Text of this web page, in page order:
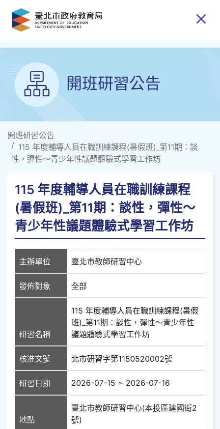
跳到主要內容
開班研習公告
開班研習公告
115 年度輔導人員在職訓練課程(暑假班)_第11期：談
性，彈性～青少年性議題體驗式學習工作坊
115 年度輔導人員在職訓練課程
(暑假班)_第11期：談性，彈性～
青少年性議題體驗式學習工作坊
主辦單位 臺北市教師研習中心
發佈對象 全部
研習名稱
115 年度輔導人員在職訓練課程(暑假
班)_第11期：談性，彈性～青少年性
議題體驗式學習工作坊
核准文號 北市研習字第1150520002號
研習日期 2026-07-15 ~ 2026-07-16
地點
臺北市教師研習中心(本投區建國街2
號)